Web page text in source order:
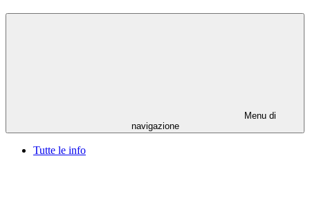
Menu di
navigazione
Tutte le info